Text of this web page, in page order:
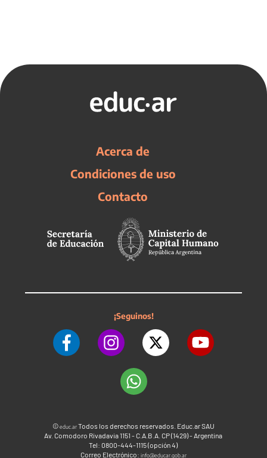
Acerca de
Condiciones de uso
Contacto
¡Seguinos!
©educ.arTodos los derechos reservados. Educ.ar SAU
Av. Comodoro Rivadavia 1151 - C.A.B.A. CP (1429) - Argentina
Tel: 0800-444-1115 (opción 4)
Correo Electrónico: info@educar.gob.ar